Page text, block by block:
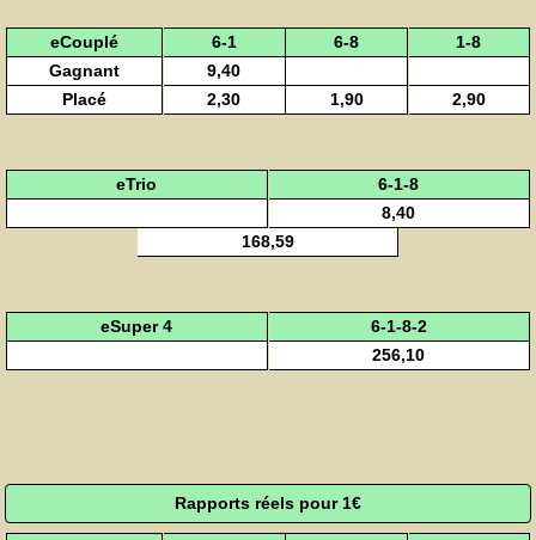
eCouplé 6-1 6-8
1-8
Gagnant
9,40
Placé
2,30 1,90 2,90
eTrio
6-1-8
8,40
168,59
eSuper 4
6-1-8-2
256,10
Rapports réels pour 1€